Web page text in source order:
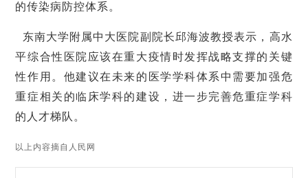
的传染病防控体系。
东南大学附属中大医院副院长邱海波教授表示，高水
平综合性医院应该在重大疫情时发挥战略支撑的关键
性作用。他建议在未来的医学学科体系中需要加强危
重症相关的临床学科的建设，进一步完善危重症学科
的人才梯队。
以上内容摘自人民网